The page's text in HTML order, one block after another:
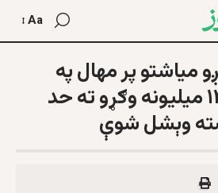
Aa
میاشتو پر مهال په
افغانستان کې ۱۲ میلیونه وګړو ته حد
وېشل شوې